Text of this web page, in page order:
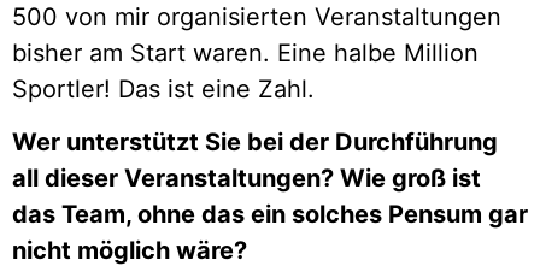
500 von mir organisierten Veranstaltungen
bisher am Start waren. Eine halbe Million
Sportler! Das ist eine Zahl.
Wer unterstützt Sie bei der Durchführung
all dieser Veranstaltungen? Wie groß ist
das Team, ohne das ein solches Pensum gar
nicht möglich wäre?